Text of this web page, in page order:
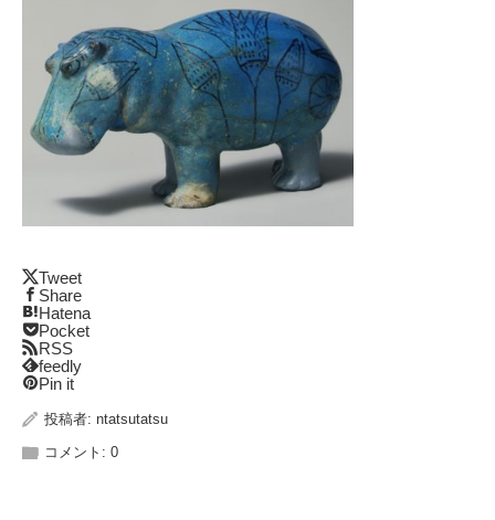
Tweet
Share
Hatena
Pocket
RSS
feedly
Pin it
投稿者: ntatsutatsu
コメント: 0